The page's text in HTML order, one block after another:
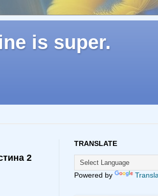
is super.
2
TRANSLATE
Powered by